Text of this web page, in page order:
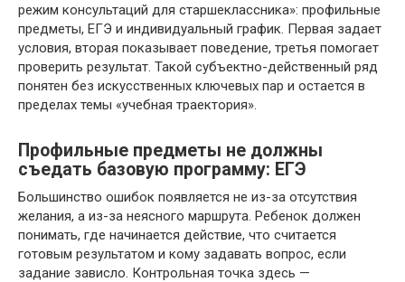
режим консультаций для старшеклассника»: профильные
предметы, ЕГЭ и индивидуальный график. Первая задает
условия, вторая показывает поведение, третья помогает
проверить результат. Такой субъектно-действенный ряд
понятен без искусственных ключевых пар и остается в
пределах темы «учебная траектория».
Профильные предметы не должны
съедать базовую программу: ЕГЭ
Большинство ошибок появляется не из-за отсутствия
желания, а из-за неясного маршрута. Ребенок должен
понимать, где начинается действие, что считается
готовым результатом и кому задавать вопрос, если
задание зависло. Контрольная точка здесь —